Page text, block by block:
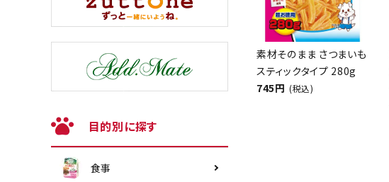
目的別に探す
食事
素材そのまま さつまいも
スティックタイプ 280g
745円 (税込)